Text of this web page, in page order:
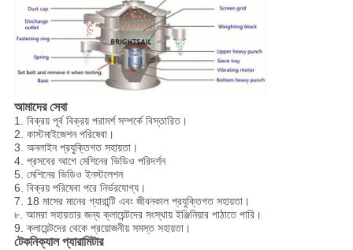
আমাদের সেবা
1. বিক্রয় পূর্ব বিক্রয় পরামর্শ সম্পর্কে বিস্তারিত।
2. কাস্টমাইজেশন পরিষেবা।
3. অনলাইন প্রযুক্তিগত সহায়তা।
4. প্রসবের আগে মেশিনের ভিডিও পরিদর্শন
5. মেশিনের ভিডিও ইনস্টলেশন
6. বিক্রয় পরিষেবা পরে নির্ভরযোগ্য।
7. 18 মাসের মানের গ্যারান্টি এবং জীবনকাল প্রযুক্তিগত সহায়তা।
৮. আমরা সহায়তার জন্য ক্লায়েন্টদের সংস্থায় ইঞ্জিনিয়ার পাঠাতে পারি।
9. ক্লায়েন্টদের থেকে প্রয়োজনীয় সমস্ত সহায়তা।
টেকনিক্যাল প্যারামিটার